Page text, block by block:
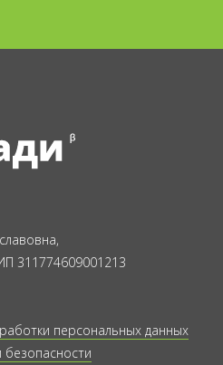
311774609001213
персональных данных